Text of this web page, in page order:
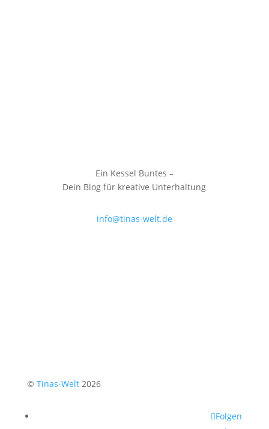
Ein Kessel Buntes –
Dein Blog für kreative Unterhaltung
info@tinas-welt.de
© Tinas-Welt2026
Folgen